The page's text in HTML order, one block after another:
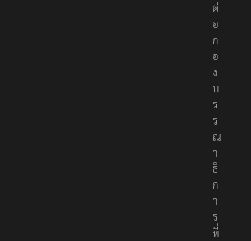
ต่
อ
ก
อ
ง
บ
ร
ร
ณ
า
ธิ
ก
า
ร
ที่